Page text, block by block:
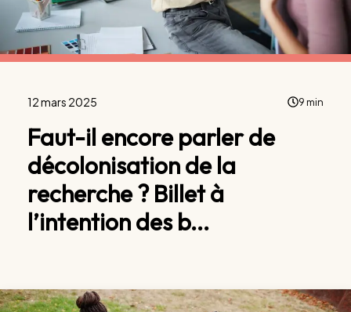
12 mars 2025 9 min
Faut-il encore parler de
décolonisation de la
recherche ? Billet à
l’intention des b...